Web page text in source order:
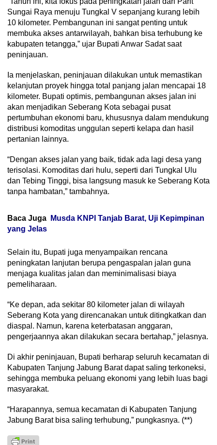
Sungai Raya menuju Tungkal V sepanjang kurang lebih
10 kilometer. Pembangunan ini sangat penting untuk
membuka akses antarwilayah, bahkan bisa terhubung ke
kabupaten tetangga,” ujar Bupati Anwar Sadat saat
peninjauan.
Ia menjelaskan, peninjauan dilakukan untuk memastikan
kelanjutan proyek hingga total panjang jalan mencapai 18
kilometer. Bupati optimis, pembangunan akses jalan ini
akan menjadikan Seberang Kota sebagai pusat
pertumbuhan ekonomi baru, khususnya dalam mendukung
distribusi komoditas unggulan seperti kelapa dan hasil
pertanian lainnya.
“Dengan akses jalan yang baik, tidak ada lagi desa yang
terisolasi. Komoditas dari hulu, seperti dari Tungkal Ulu
dan Tebing Tinggi, bisa langsung masuk ke Seberang Kota
tanpa hambatan,” tambahnya.
Baca Juga
Musda KNPI Tanjab Barat, Uji Kepimpinan
yang Jelas
Selain itu, Bupati juga menyampaikan rencana
peningkatan lanjutan berupa pengaspalan jalan guna
menjaga kualitas jalan dan meminimalisasi biaya
pemeliharaan.
“Ke depan, ada sekitar 80 kilometer jalan di wilayah
Seberang Kota yang direncanakan untuk ditingkatkan dan
diaspal. Namun, karena keterbatasan anggaran,
pengerjaannya akan dilakukan secara bertahap,” jelasnya.
Di akhir peninjauan, Bupati berharap seluruh kecamatan di
Kabupaten Tanjung Jabung Barat dapat saling terkoneksi,
sehingga membuka peluang ekonomi yang lebih luas bagi
masyarakat.
“Harapannya, semua kecamatan di Kabupaten Tanjung
Jabung Barat bisa saling terhubung,” pungkasnya. (**)